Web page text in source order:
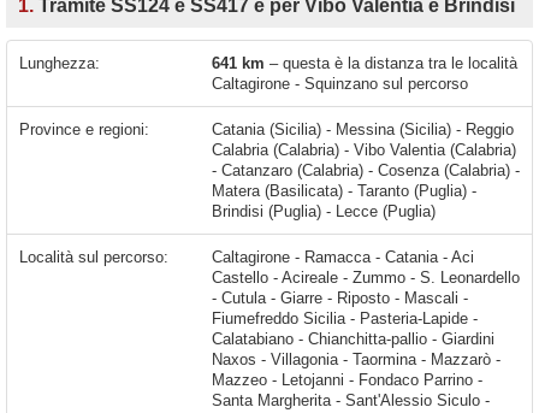
1. Tramite SS124 e SS417 e per Vibo Valentia e Brindisi
Lunghezza: 641 km – questa è la distanza tra le località
Caltagirone - Squinzano sul percorso
Province e regioni:
Catania (Sicilia) - Messina (Sicilia) - Reggio
Calabria (Calabria) - Vibo Valentia (Calabria)
- Catanzaro (Calabria) - Cosenza (Calabria) -
Matera (Basilicata) - Taranto (Puglia) -
Brindisi (Puglia) - Lecce (Puglia)
Località sul percorso: Caltagirone - Ramacca - Catania - Aci Castello - Acireale - Zummo - S. Leonardello - Cutula - Giarre - Riposto - Mascali - Fiumefreddo Sicilia - Pasteria-Lapide - Calatabiano - Chianchitta-pallio - Giardini Naxos - Villagonia - Taormina - Mazzarò - Mazzeo - Letojanni - Fondaco Parrino - Santa Margherita - Sant'Alessio Siculo - Santa Teresa di Riva - Furci Siculo - Roccalumera - Nizza di Sicilia - Alì Terme - Itala Marina - Scaletta Marina - Messina - Villa San Giovanni - Campo Calabro - Scilla - Bagnara Calabra